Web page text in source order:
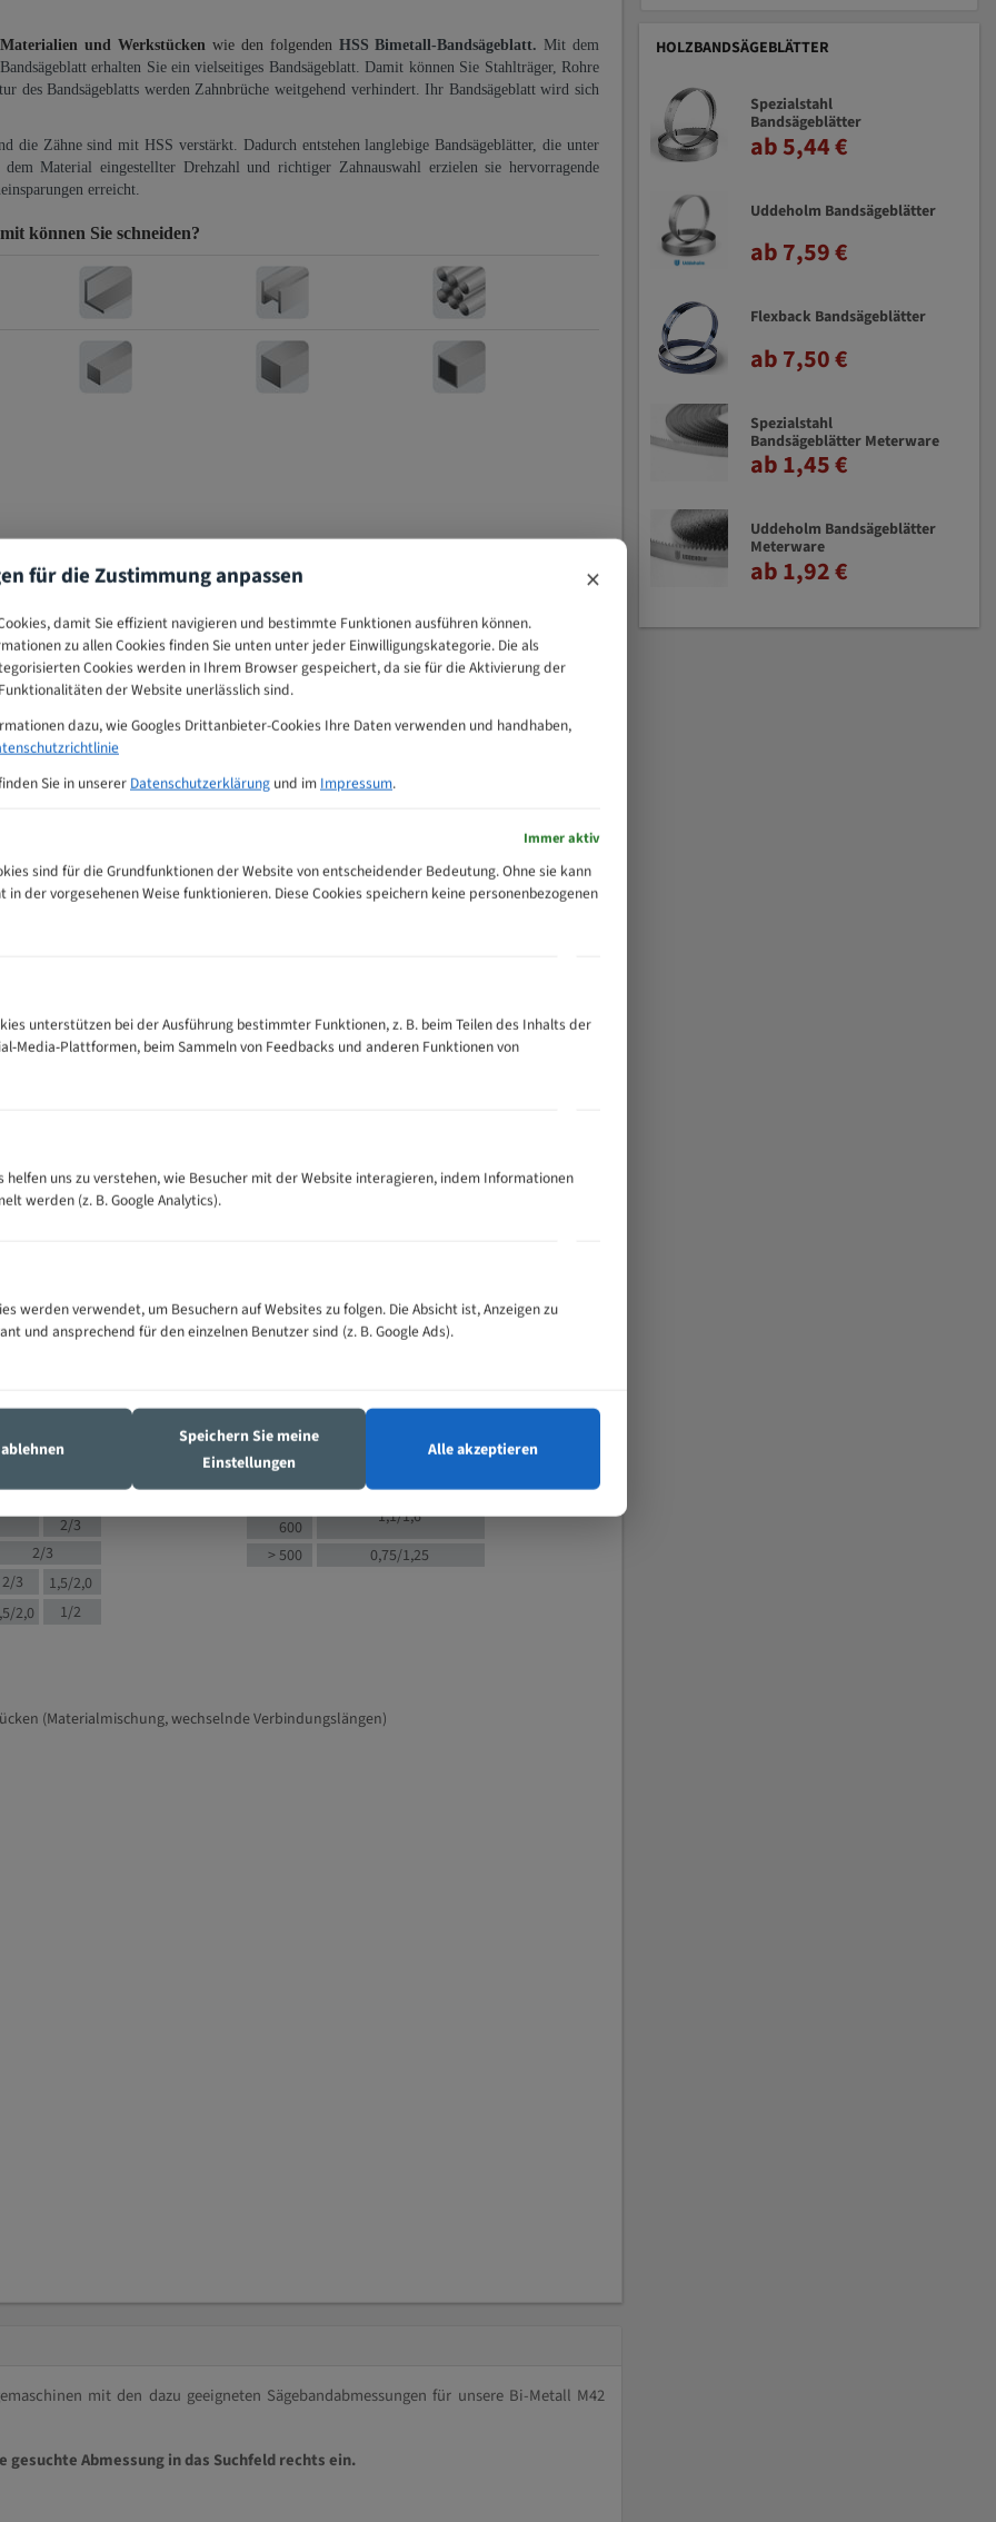
und Werkstücken wie den folgenden HSS Bimetall-Bandsägeblatt. Mit dem
erhalten Sie ein vielseitiges Bandsägeblatt. Damit können Sie Stahlträger, Rohre
des Bandsägeblatts werden Zahnbrüche weitgehend verhindert. Ihr Bandsägeblatt wird sich
die Zähne sind mit HSS verstärkt. Dadurch entstehen langlebige Bandsägeblätter, die unter
Material eingestellter Drehzahl und richtiger Zahnauswahl erzielen sie hervorragende
erreicht.
können Sie schneiden?
Tabelle
300
500
4/6
4/6
4/5
4/5
2/3
2/3
2/3
1,5/2,0
2,0 1/2
M (mm)
Zähne pro
Zoll (ZpZ))
35 - 70
5/8
130 -
350
150 -
600
1,1/1,6
> 500
0,75/1,25
(Materialmischung, wechselnde Verbindungslängen)
mit den dazu geeigneten Sägebandabmessungen für unsere Bi-Metall M42
Abmessung in das Suchfeld rechts ein.
HOLZBANDSÄGEBLÄTTER
Spezialstahl
Bandsägeblätter
ab 5,44 €
Uddeholm Bandsägeblätter
ab 7,59 €
Flexback Bandsägeblätter
ab 7,50 €
Spezialstahl
Bandsägeblätter Meterware
ab 1,45 €
Uddeholm Bandsägeblätter
Meterware
ab 1,92 €
für die Zustimmung anpassen ×
damit Sie effizient navigieren und bestimmte Funktionen ausführen können.
zu allen Cookies finden Sie unten unter jeder Einwilligungskategorie. Die als
Cookies werden in Ihrem Browser gespeichert, da sie für die Aktivierung der
der Website unerlässlich sind.
dazu, wie Googles Drittanbieter-Cookies Ihre Daten verwenden und handhaben,
Sie in unserer Datenschutzerklärung und im Impressum.
Immer aktiv
sind für die Grundfunktionen der Website von entscheidender Bedeutung. Ohne sie kann
in der vorgesehenen Weise funktionieren. Diese Cookies speichern keine personenbezogenen
unterstützen bei der Ausführung bestimmter Funktionen, z. B. beim Teilen des Inhalts der
Media-Plattformen, beim Sammeln von Feedbacks und anderen Funktionen von
helfen uns zu verstehen, wie Besucher mit der Website interagieren, indem Informationen
werden (z. B. Google Analytics).
werden verwendet, um Besuchern auf Websites zu folgen. Die Absicht ist, Anzeigen zu
und ansprechend für den einzelnen Benutzer sind (z. B. Google Ads).
Speichern Sie meine
Einstellungen
Alle akzeptieren